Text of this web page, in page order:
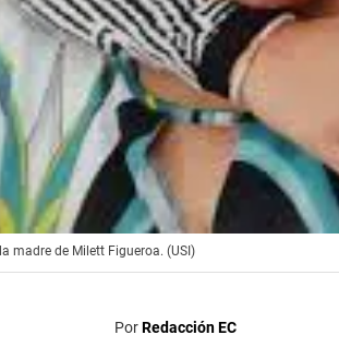
madre de Milett Figueroa. (USI)
PorRedacción EC